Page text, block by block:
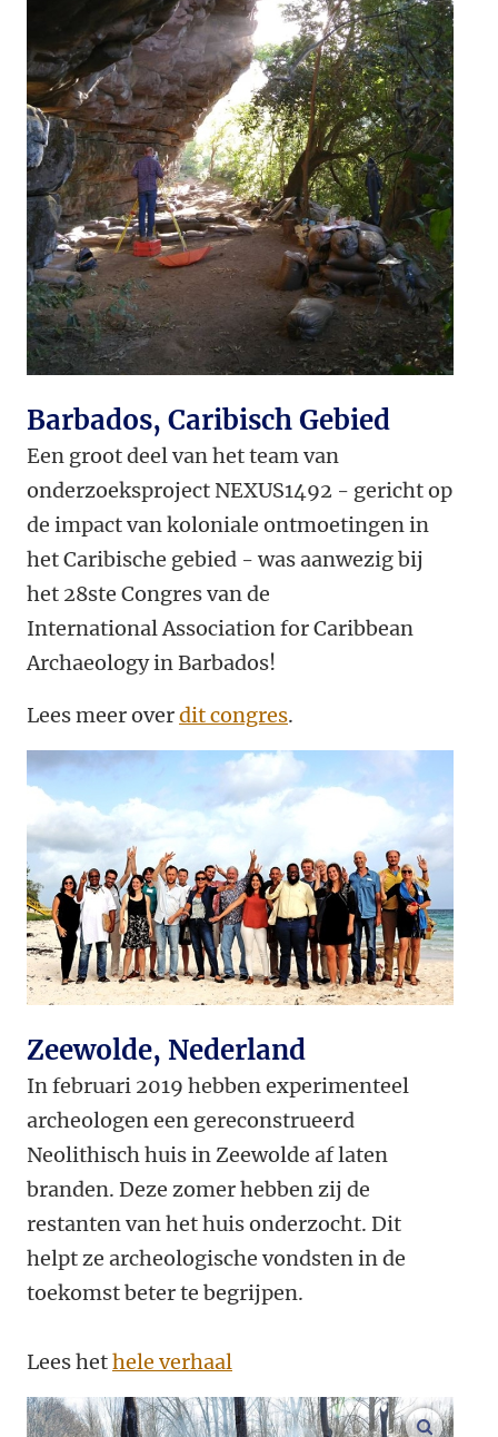
Barbados, Caribisch Gebied
Een groot deel van het team van
onderzoeksproject NEXUS1492 - gericht op
de impact van koloniale ontmoetingen in
het Caribische gebied - was aanwezig bij
het 28ste Congres van de
International Association for Caribbean
Archaeology in Barbados!
Lees meer overdit congres.
Zeewolde, Nederland
In februari 2019 hebben experimenteel
archeologen een gereconstrueerd
Neolithisch huis in Zeewolde af laten
branden. Deze zomer hebben zij de
restanten van het huis onderzocht. Dit
helpt ze archeologische vondsten in de
toekomst beter te begrijpen.
Lees hethele verhaal